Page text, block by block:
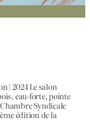
| 2024 Le salon
eau-forte, pointe
Syndicale
édition de la